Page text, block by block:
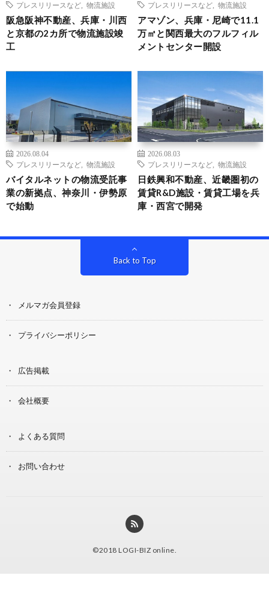
プレスリリースなど
物流施設
阪急阪神不動産、兵庫・川西
と京都の2カ所で物流施設竣
工
プレスリリースなど
物流施設
アマゾン、兵庫・尼崎で11.1
万㎡と関西最大のフルフィル
メントセンター開設
2026.08.04
プレスリリースなど
物流施設
バイタルネットの物流受託事
業の新拠点、神奈川・伊勢原
で始動
2026.08.03
プレスリリースなど
物流施設
日鉄興和不動産、近畿圏初の
賃貸R&D施設・賃貸工場を兵
庫・西宮で開発
Back to Top
メルマガ会員登録
プライバシーポリシー
広告掲載
会社概要
よくある質問
お問い合わせ
©2018 LOGI-BIZ online